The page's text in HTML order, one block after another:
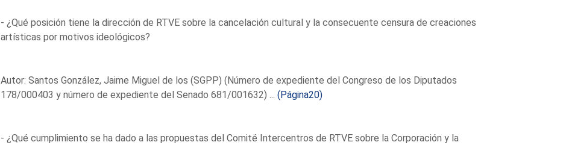
- ¿Qué posición tiene la dirección de RTVE sobre la cancelación cultural y la consecuente censura de creaciones
artísticas por motivos ideológicos?
Autor: Santos González, Jaime Miguel de los (SGPP) (Número de expediente del Congreso de los Diputados
178/000403 y número de expediente del Senado 681/001632) ... (Página20)
- ¿Qué cumplimiento se ha dado a las propuestas del Comité Intercentros de RTVE sobre la Corporación y la